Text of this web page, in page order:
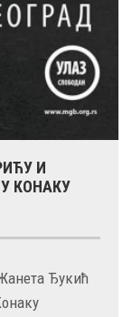
И
КОНАКУ
Ђукић